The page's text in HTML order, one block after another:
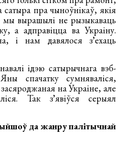
пра чыноўнікаў, якія
вырашылі не рызыкаваць
а адправіцца ва Украіну.
і нам давялося зʼехаць
ідэю сатырычнага вэб-
спачатку сумняваліся,
на Украіне, але
Так зʼявіўся серыял
да жанру палітычнай